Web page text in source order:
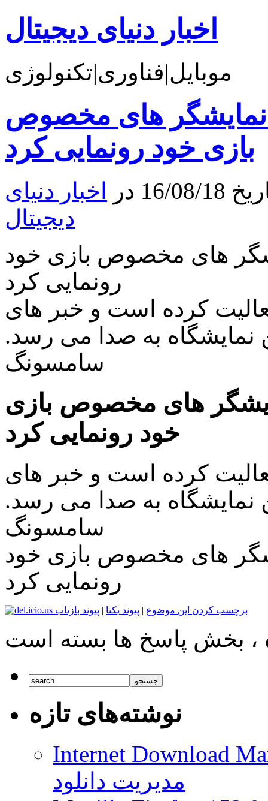
اخبار دنیای دیجیتال
موبایل|فناوری|تکنولوژی
های مخصوص
بازی خود رونمایی کرد
در
اخبار دنیای
دیجیتال
های مخصوص بازی خود
رونمایی کرد
کرده است و خبر های
نمایشگاه به صدا می رسد.
سامسونگ
های مخصوص بازی
خود رونمایی کرد
کرده است و خبر های
نمایشگاه به صدا می رسد.
سامسونگ
های مخصوص بازی خود
رونمایی کرد
برچسب کردن این موضوع | پیوند یکتا | پیوند بازتاب
نوشته‌های تازه
Internet Download
مدیریت دانلود